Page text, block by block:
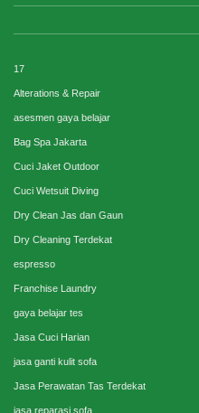
17
Alterations & Repair
asesmen gaya belajar
Bag Spa Jakarta
Cuci Jaket Outdoor
Cuci Wetsuit Diving
Dry Clean Jas dan Gaun
Dry Cleaning Terdekat
espresso
Franchise Laundry
gaya belajar tes
Jasa Cuci Harian
jasa ganti kulit sofa
Jasa Perawatan Tas Terdekat
jasa reparasi sofa